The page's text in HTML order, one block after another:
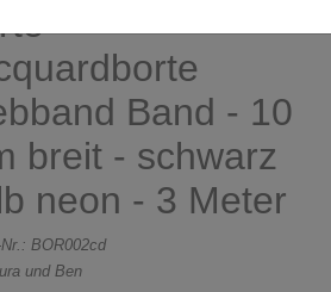
Band - 10
breit - schwarz
neon - 3 Meter
BOR002cd
und Ben